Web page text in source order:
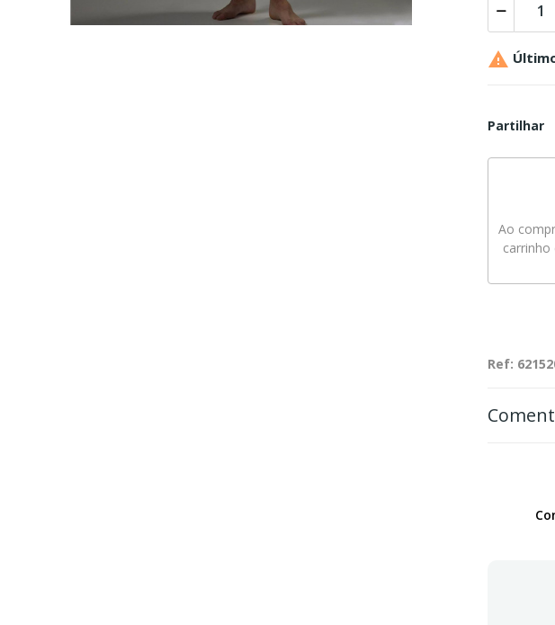

Partilhar
Ao
Ref: